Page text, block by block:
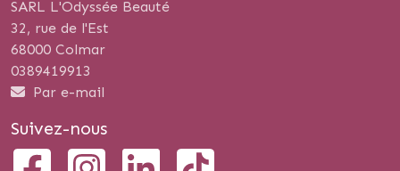
SARL L'Odyssée Beauté
32, rue de l'Est
68000 Colmar
0389419913
Par e-mail
Suivez-nous